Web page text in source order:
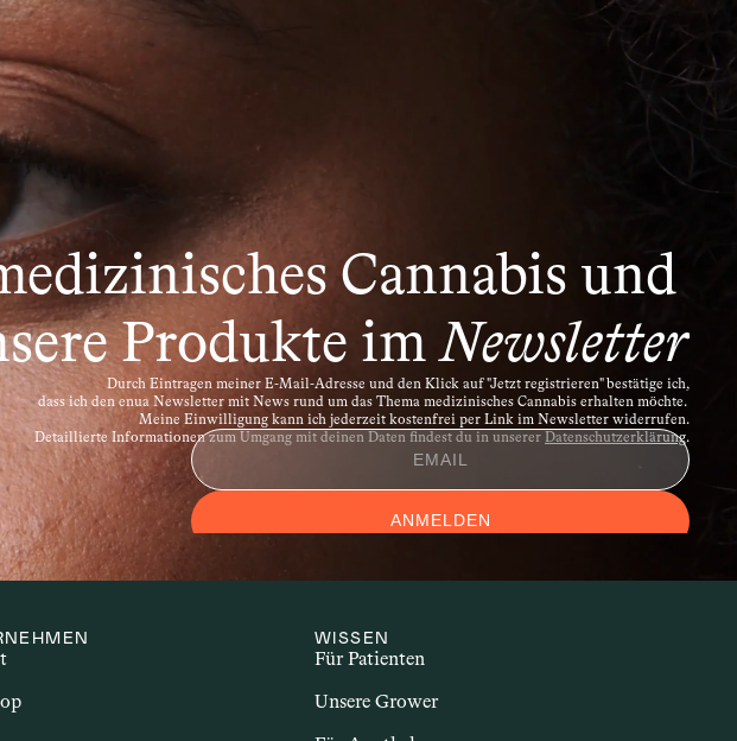
wie schnell und wie stark der Wirkstoff wirkt.
Wirkstoff selbst, dem gewünschten Effekt und den
Immunsystem körpereigene Strukturen angreift. Dazu
oder Morbus Crohn. Sie gehen häufig mit
einher. Im Zusammenhang mit Cannabis wird untersucht,
Effekte auf das Immunsystem und entzündliche
Cannabis und
Produkte im Newsletter
Durch Eintragen meiner E-Mail-Adresse und den Klick auf "Jetzt registrieren" bestätige ich,
dass ich den enua Newsletter mit News rund um das Thema medizinisches Cannabis erhalten möchte.
Meine Einwilligung kann ich jederzeit kostenfrei per Link im Newsletter widerrufen.
Detaillierte Informationen zum Umgang mit deinen Daten findest du in unserer Datenschutzerklärung.
ANMELDEN
WISSEN
Für Patienten
Unsere Grower